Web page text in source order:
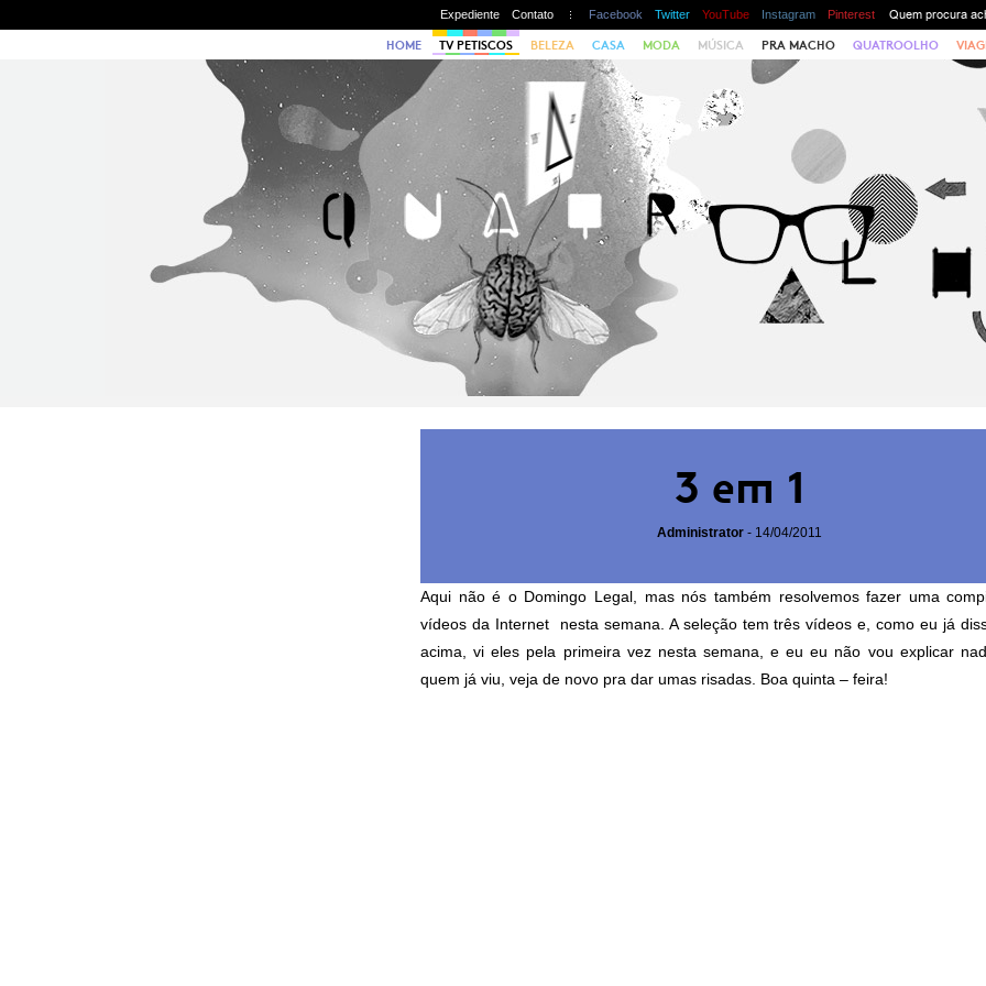
Expediente Contato Facebook Twitter YouTube Instagram Pinterest
HOME TV PETISCOS BELEZA CASA MODA MÚSICA PRA MACHO QUATROOLHO
3 em 1
Administrator - 14/04/2011
Aqui não é o Domingo Legal, mas nós também resolvemos fazer uma
vídeos da Internet nesta semana. A seleção tem três vídeos e, como eu já
acima, vi eles pela primeira vez nesta semana, e eu eu não vou explicar
quem já viu, veja de novo pra dar umas risadas. Boa quinta – feira!